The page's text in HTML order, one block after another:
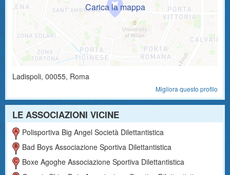
Ladispoli, 00055, Roma
Migliora questo profilo
LE ASSOCIAZIONI VICINE
Polisportiva Big Angel Società Dilettantistica
Bad Boys Associazione Sportiva Dilettantistica
Boxe Agoghe Associazione Sportiva Dilettantistica